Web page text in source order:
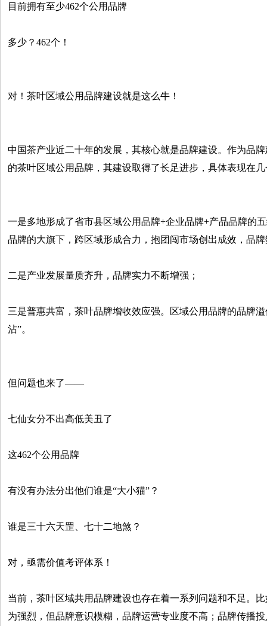
目前拥有至少462个公用品牌
多少？462个！
对！茶叶区域公用品牌建设就是这么牛！
中国茶产业近二十年的发展，其核心就是品牌建设。作为品牌
的茶叶区域公用品牌，其建设取得了长足进步，具体表现在
一是多地形成了省市县区域公用品牌+企业品牌+产品品牌的
品牌的大旗下，跨区域形成合力，抱团闯市场创出成效，品
二是产业发展量质齐升，品牌实力不断增强；
三是普惠共富，茶叶品牌增收效应强。区域公用品牌的品牌
沾”。
但问题也来了——
七仙女分不出高低美丑了
这462个公用品牌
有没有办法分出他们谁是“大小猫”？
谁是三十六天罡、七十二地煞？
对，亟需价值考评体系！
当前，茶叶区域共用品牌建设也存在着一系列问题和不足。
为强烈，但品牌意识模糊，品牌运营专业度不高；品牌传播